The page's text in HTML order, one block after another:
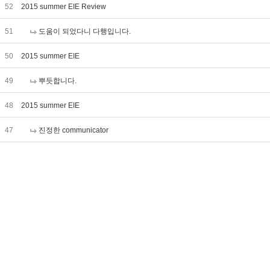
52 2015 summer EIE Review
51 도움이 되었다니 다행입니다.
50 2015 summer EIE
49 뿌듯합니다.
48 2015 summer EIE
47 진정한 communicator